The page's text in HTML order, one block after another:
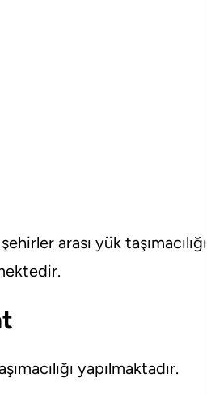
arası yük taşımacılığı
yapılmaktadır.